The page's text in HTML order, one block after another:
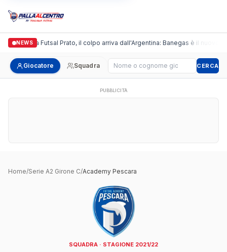
NEWS
Italgronda Futsal Prato, il colpo arriva dall'Argentina: Banegas è il nuovo
Giocatore Squadra Cerca giocatore CERCA
PUBBLICITÀ
Home/Serie A2 Girone C/Academy Pescara
SQUADRA · STAGIONE 2021/22